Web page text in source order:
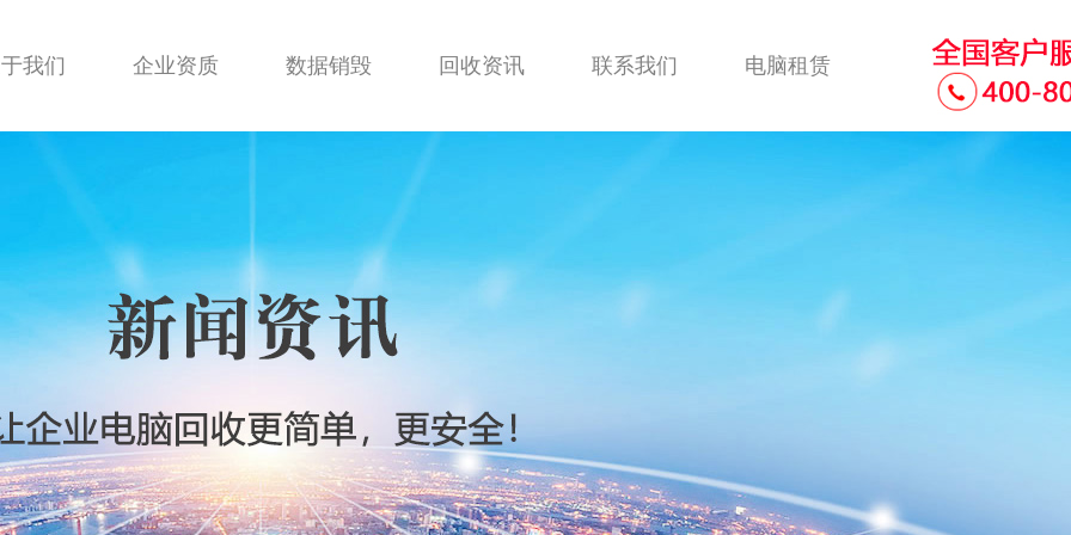
我们 企业资质 数据销毁 回收资讯 联系我们 电脑租赁